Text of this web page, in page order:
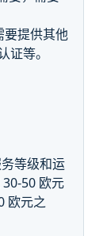
要提供其他
等。
等级和运
50 欧元
欧元之